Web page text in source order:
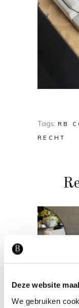
Deze website
We gebruiken
Tags: RB
RECHT